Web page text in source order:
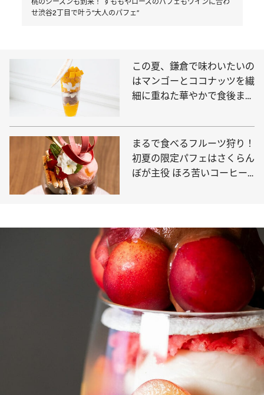
桃のシーズンも到来！ すももやローズのパフェもワインに合わ
せ渋谷2丁目で叶う“大人のパフェ”
この夏、鎌倉で味わいたいの
はマンゴーとココナッツを繊
細に重ねた華やかで食後まで
まるで食べるフルーツ狩り！
初夏の限定パフェはさくらん
ぼが主役 ほろ苦いコーヒー